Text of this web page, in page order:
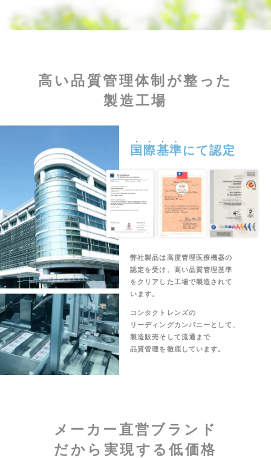
高い品質管理体制が整った
製造工場
国際基準にて認定
弊社製品は高度管理医療機器の
認定を受け、高い品質管理基準
をクリアした工場で製造されて
います。
コンタクトレンズの
リーディングカンパニーとして、
製造販売そして流通まで
品質管理を徹底しています。
メーカー直営ブランド
だから実現する低価格